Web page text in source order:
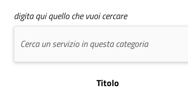
digita qui quello che vuoi cercare
Titolo